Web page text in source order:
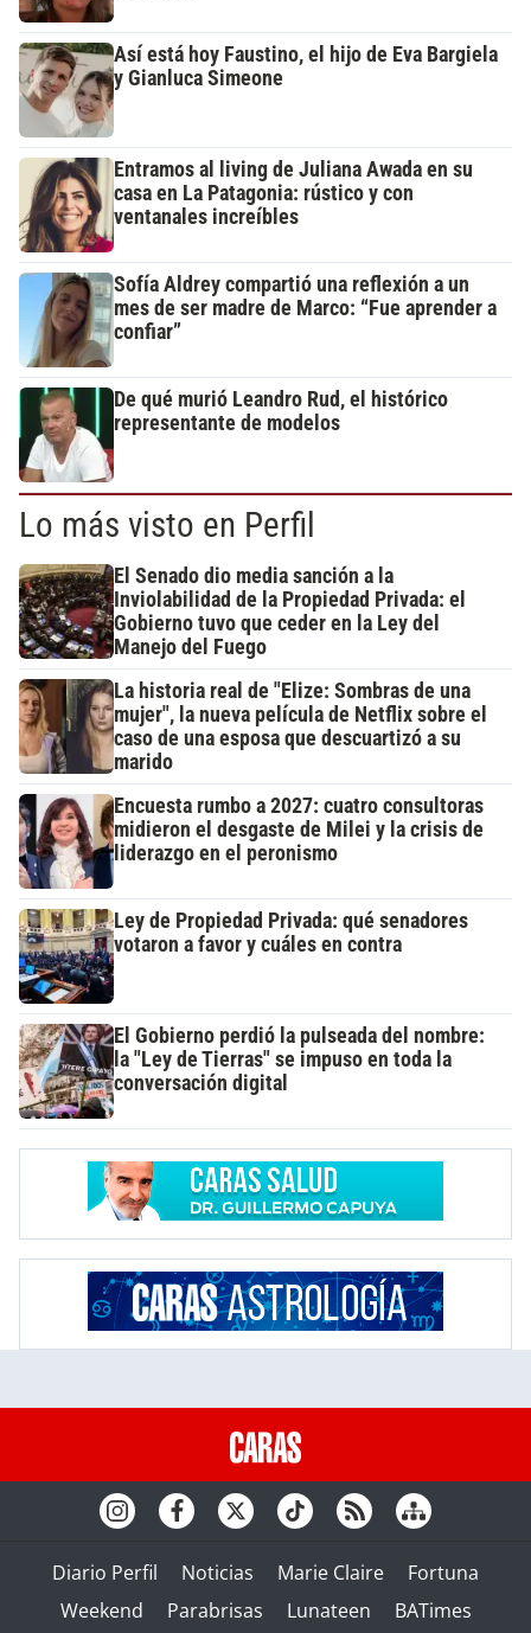
Así está hoy Faustino, el hijo de Eva Bargiela
y Gianluca Simeone
Entramos al living de Juliana Awada en su
casa en La Patagonia: rústico y con
ventanales increíbles
Sofía Aldrey compartió una reflexión a un
mes de ser madre de Marco: “Fue aprender a
confiar”
De qué murió Leandro Rud, el histórico
representante de modelos
Lo más visto en Perfil
El Senado dio media sanción a la
Inviolabilidad de la Propiedad Privada: el
Gobierno tuvo que ceder en la Ley del
Manejo del Fuego
La historia real de "Elize: Sombras de una
mujer", la nueva película de Netflix sobre el
caso de una esposa que descuartizó a su
marido
Encuesta rumbo a 2027: cuatro consultoras
midieron el desgaste de Milei y la crisis de
liderazgo en el peronismo
Ley de Propiedad Privada: qué senadores
votaron a favor y cuáles en contra
El Gobierno perdió la pulseada del nombre:
la "Ley de Tierras" se impuso en toda la
conversación digital
Diario Perfil Noticias Marie Claire
Fortuna
Weekend
Parabrisas Lunateen BATimes